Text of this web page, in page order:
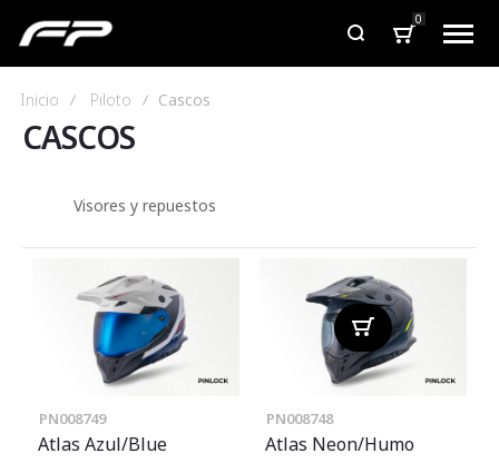
0
Inicio Piloto Cascos
CASCOS
Todos Multi propóstito
PN008749
Atlas Azul/Blue
PN008748
Atlas Neon/Humo